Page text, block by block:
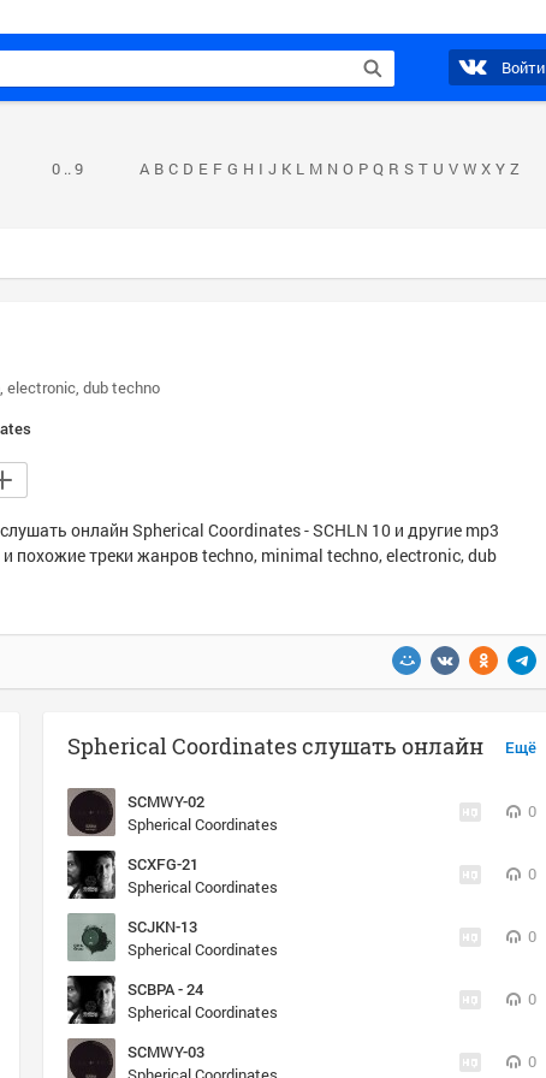
Войти
0 .. 9 A B C D E F G H I J K L M N O P Q R S T U V W X Y Z
electronic dub techno
онлайн Spherical Coordinates - SCHLN 10 и другие mp3
и похожие треки жанров techno, minimal techno, electronic, dub
Ещё
Spherical Coordinates слушать онлайн
SCMWY-02
Spherical Coordinates
0
SCXFG-21
Spherical Coordinates
0
SCJKN-13
Spherical Coordinates
0
SCBPA - 24
Spherical Coordinates
0
SCMWY-03
0